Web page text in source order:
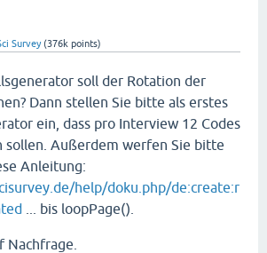
Survey (376k points)
soll der Rotation der
Dann stellen Sie bitte als erstes
ein, dass pro Interview 12 Codes
sollen. Außerdem werfen Sie bitte
Anleitung:
help/doku.php/de:create:r
... bis loopPage().
Nachfrage.